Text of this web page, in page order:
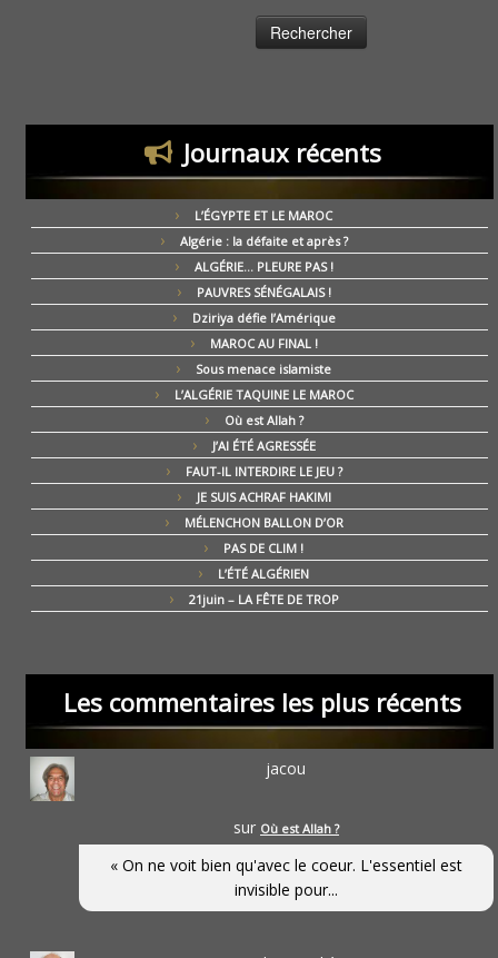
Journaux récents
L’ÉGYPTE ET LE MAROC
Algérie : la défaite et après ?
ALGÉRIE… PLEURE PAS !
PAUVRES SÉNÉGALAIS !
Dziriya défie l’Amérique
MAROC AU FINAL !
Sous menace islamiste
L’ALGÉRIE TAQUINE LE MAROC
Où est Allah ?
J’AI ÉTÉ AGRESSÉE
FAUT-IL INTERDIRE LE JEU ?
JE SUIS ACHRAF HAKIMI
MÉLENCHON BALLON D’OR
PAS DE CLIM !
L’ÉTÉ ALGÉRIEN
21juin – LA FÊTE DE TROP
Les commentaires les plus récents
jacou
sur Où est Allah ?
« On ne voit bien qu'avec le coeur. L'essentiel est
invisible pour...